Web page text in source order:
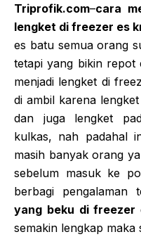
Triprofik.com–cara
lengket di freezer es
es batu semua orang
tetapi yang bikin repot
menjadi lengket di
di ambil karena
dan juga lengket
kulkas, nah padahal
masih banyak orang
sebelum masuk ke
berbagi pengalaman
yang beku di freezer
semakin lengkap maka